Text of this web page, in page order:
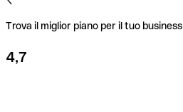
Trova il miglior piano per il tuo business
4,7